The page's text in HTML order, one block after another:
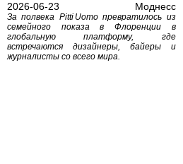
2026-06-23 Моднесс
За полвека Pitti Uomo превратилось из
семейного показа в Флоренции в
глобальную платформу, где
встречаются дизайнеры, байеры и
журналисты со всего мира.